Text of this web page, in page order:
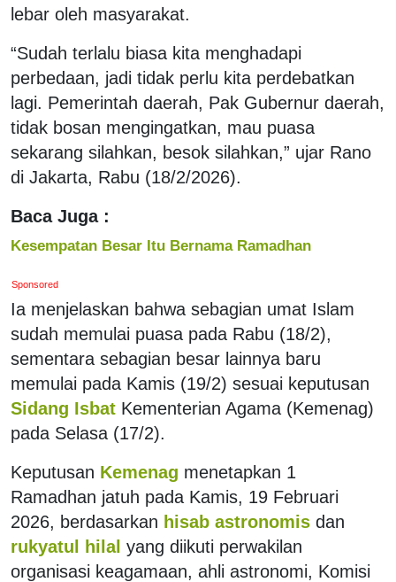
lebar oleh masyarakat.
“Sudah terlalu biasa kita menghadapi
perbedaan, jadi tidak perlu kita perdebatkan
lagi. Pemerintah daerah, Pak Gubernur daerah,
tidak bosan mengingatkan, mau puasa
sekarang silahkan, besok silahkan,” ujar Rano
di Jakarta, Rabu (18/2/2026).
Baca Juga :
Kesempatan Besar Itu Bernama Ramadhan
Sponsored
Ia menjelaskan bahwa sebagian umat Islam
sudah memulai puasa pada Rabu (18/2),
sementara sebagian besar lainnya baru
memulai pada Kamis (19/2) sesuai keputusan
Sidang Isbat Kementerian Agama (Kemenag)
pada Selasa (17/2).
Keputusan Kemenag menetapkan 1
Ramadhan jatuh pada Kamis, 19 Februari
2026, berdasarkan hisab astronomis dan
rukyatul hilal yang diikuti perwakilan
organisasi keagamaan, ahli astronomi, Komisi